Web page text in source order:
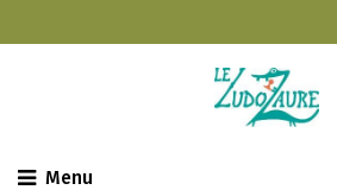
Menu